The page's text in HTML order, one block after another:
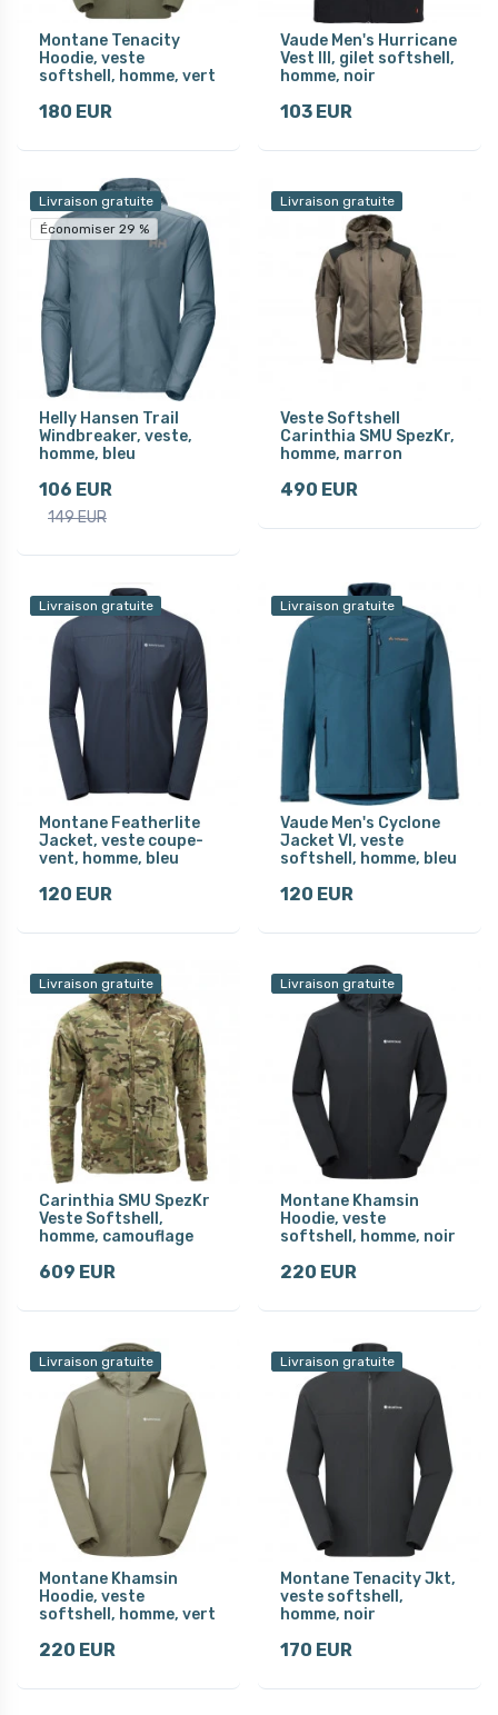
Montane Tenacity
Hoodie, veste
softshell, homme, vert
180 EUR
Vaude Men's Hurricane
Vest III, gilet softshell,
homme, noir
103 EUR
Livraison gratuite
Économiser 29 %
Helly Hansen Trail
Windbreaker, veste,
homme, bleu
106 EUR
149 EUR
Livraison gratuite
Veste Softshell
Carinthia SMU SpezKr,
homme, marron
490 EUR
Livraison gratuite
Montane Featherlite
Jacket, veste coupe-
vent, homme, bleu
120 EUR
Livraison gratuite
Vaude Men's Cyclone
Jacket VI, veste
softshell, homme, bleu
120 EUR
Livraison gratuite
Carinthia SMU SpezKr
Veste Softshell,
homme, camouflage
609 EUR
Livraison gratuite
Montane Khamsin
Hoodie, veste
softshell, homme, noir
220 EUR
Livraison gratuite
Montane Khamsin
Hoodie, veste
softshell, homme, vert
220 EUR
Livraison gratuite
Montane Tenacity Jkt,
veste softshell,
homme, noir
170 EUR